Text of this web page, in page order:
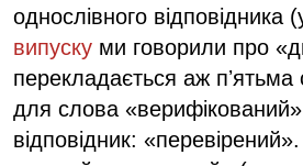
однослівного відповідника
випуску ми говорили про
перекладається аж
для слова
відповідник: